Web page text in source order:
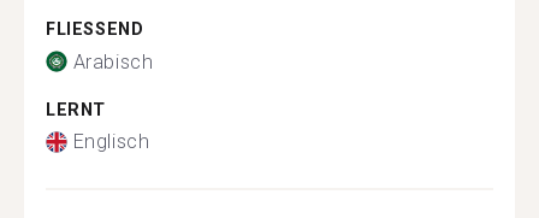
FLIESSEND
Arabisch
LERNT
Englisch